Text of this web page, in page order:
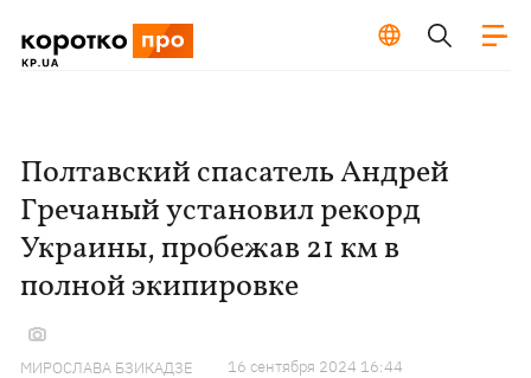
Полтавский спасатель Андрей
Гречаный установил рекорд
Украины, пробежав 21 км в
полной экипировке
МИРОСЛАВА БЗИКАДЗЕ 16 сентября 2024 16:44